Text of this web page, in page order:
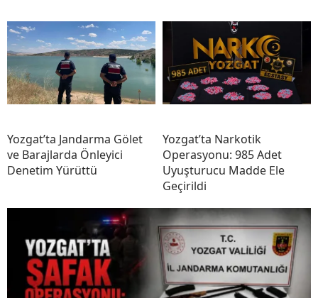
Yozgat’ta Jandarma Gölet
ve Barajlarda Önleyici
Denetim Yürüttü
Yozgat’ta Narkotik
Operasyonu: 985 Adet
Uyuşturucu Madde Ele
Geçirildi